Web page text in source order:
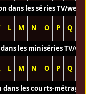
dans les séries TV/web
L M N O P Q
les miniséries TV/
L M N O P Q
les courts-métrages